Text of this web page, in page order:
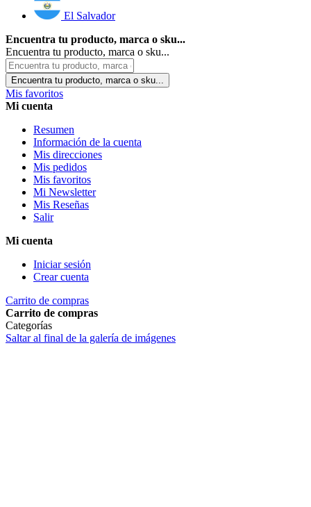
El Salvador
Encuentra tu producto, marca o sku...
Encuentra tu producto, marca o sku...
Encuentra tu producto, marca o sku...
Mis favoritos
Mi cuenta
Resumen
Información de la cuenta
Mis direcciones
Mis pedidos
Mis favoritos
Mi Newsletter
Mis Reseñas
Salir
Mi cuenta
Iniciar sesión
Crear cuenta
Carrito de compras
Carrito de compras
Categorías
Saltar al final de la galería de imágenes